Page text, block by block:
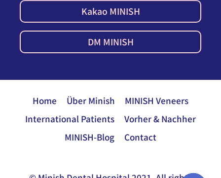
Kakao MINISH
DM MINISH
Home Über Minish
MINISH Veneers
International Patients
Vorher & Nachher
MINISH-Blog
Contact